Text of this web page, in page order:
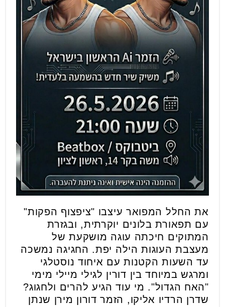
את החלל המפואר עיצבו "ציפצוף הפקות"
עם תפאורת בלונים יוקרתית, ובגזרת
המתוקים חיכתה עוגה מושקעת של
מעצבת העוגות הילה יפת. החגיגה נמשכה
עד השעות הקטנות עם איחוד נוסטלגי
ומרגש במיוחד בין דורין לגילי מיילי מימי
"האח הגדול". מי עוד הגיע להרים ולחגוג?
שדרן הרדיו אליקו, הזמר דורון מירן שנתן